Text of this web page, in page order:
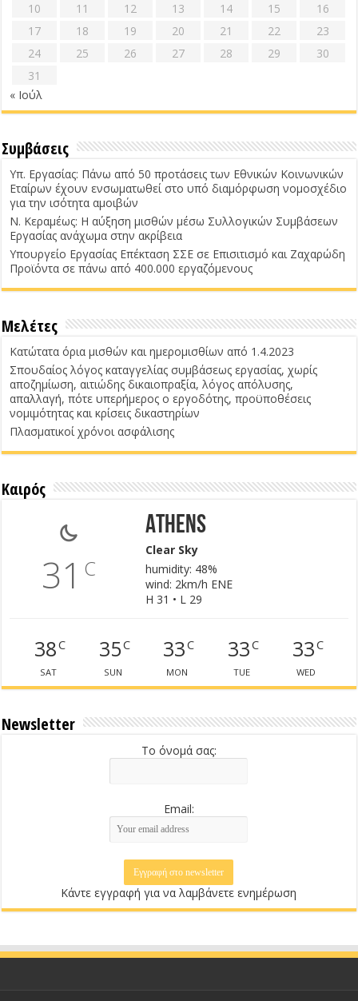
10
11 12 13 14 15
16
17
18 19 20 21 22
23
24
25 26 27 28 29
30
31
« Ιούλ
Συμβάσεις
Υπ. Εργασίας: Πάνω από 50 προτάσεις των Εθνικών Κοινωνικών
Εταίρων έχουν ενσωματωθεί στο υπό διαμόρφωση νομοσχέδιο
για την ισότητα αμοιβών
Ν. Κεραμέως: Η αύξηση μισθών μέσω Συλλογικών Συμβάσεων
Εργασίας ανάχωμα στην ακρίβεια
Υπουργείο Εργασίας Επέκταση ΣΣΕ σε Επισιτισμό και Ζαχαρώδη
Προϊόντα σε πάνω από 400.000 εργαζόμενους
Μελέτες
Κατώτατα όρια μισθών και ημερομισθίων από 1.4.2023
Σπουδαίος λόγος καταγγελίας συμβάσεως εργασίας, χωρίς
αποζημίωση, αιτιώδης δικαιοπραξία, λόγος απόλυσης,
απαλλαγή, πότε υπερήμερος ο εργοδότης, προϋποθέσεις
νομιμότητας και κρίσεις δικαστηρίων
Πλασματικοί χρόνοι ασφάλισης
Καιρός
31 C
Athens
Clear Sky
humidity: 48%
wind: 2km/h ENE
H 31 • L 29
38C
SAT
35C
SUN
33C
MON
33C
TUE
33C
WED
Newsletter
Το όνομά σας:
Email:
Κάντε εγγραφή για να λαμβάνετε ενημέρωση